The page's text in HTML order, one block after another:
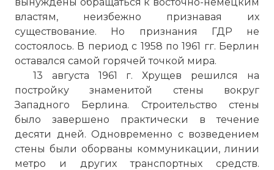
властям, неизбежно признавая их
существование. Но признания ГДР не
состоялось. В период с 1958 по 1961 гг. Берлин
оставался самой горячей точкой мира.
13 августа 1961 г. Хрущев решился на
постройку знаменитой стены вокруг
Западного Берлина. Строительство стены
было завершено практически в течение
десяти дней. Одновременно с возведением
стены были оборваны коммуникации, линии
метро и других транспортных средств.